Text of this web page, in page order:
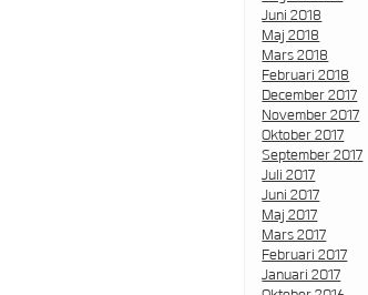
Juni 2018
Maj 2018
Mars 2018
Februari 2018
December 2017
November 2017
Oktober 2017
September 2017
Juli 2017
Juni 2017
Maj 2017
Mars 2017
Februari 2017
Januari 2017